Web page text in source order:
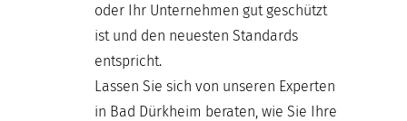
oder Ihr Unternehmen gut geschützt
ist und den neuesten Standards
entspricht.
Lassen Sie sich von unseren Experten
in Bad Dürkheim beraten, wie Sie Ihre